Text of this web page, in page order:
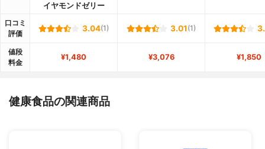
イヤモンドゼリー
口コミ
評価
3.04(1) 3.01 (1)
値段
料金
¥1,480 ¥3,076 ¥1,850
健康食品の関連商品